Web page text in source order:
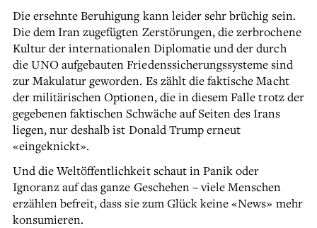
Die ersehnte Beruhigung kann leider sehr brüchig sein.
Die dem Iran zugefügten Zerstörungen, die zerbrochene
Kultur der internationalen Diplomatie und der durch
die UNO aufgebauten Friedenssicherungssysteme sind
zur Makulatur geworden. Es zählt die faktische Macht
der militärischen Optionen, die in diesem Falle trotz der
gegebenen faktischen Schwäche auf Seiten des Irans
liegen, nur deshalb ist Donald Trump erneut
«eingeknickt».
Und die Weltöffentlichkeit schaut in Panik oder
Ignoranz auf das ganze Geschehen – viele Menschen
erzählen befreit, dass sie zum Glück keine «News» mehr
konsumieren.